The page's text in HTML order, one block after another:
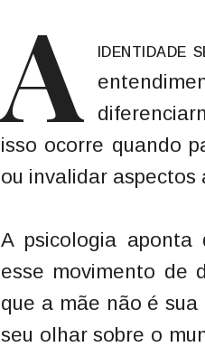
A identidade
isso ocorre quando
ou invalidar aspectos
A psicologia aponta
esse movimento de
que a mãe não é
seu olhar sobre o